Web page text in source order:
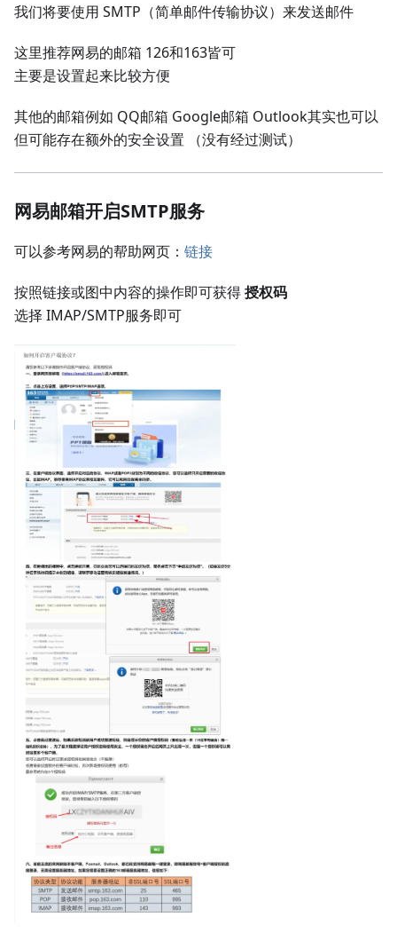
我们将要使用 SMTP（简单邮件传输协议）来发送邮件
这里推荐网易的邮箱 126和163皆可
主要是设置起来比较方便
其他的邮箱例如 QQ邮箱 Google邮箱 Outlook其实也可以
但可能存在额外的安全设置 （没有经过测试）
网易邮箱开启SMTP服务
可以参考网易的帮助网页： 链接
按照链接或图中内容的操作即可获得授权码
选择 IMAP/SMTP服务即可